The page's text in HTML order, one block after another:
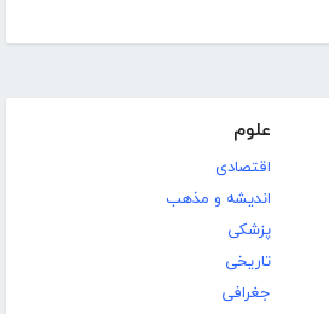
علوم
اقتصادی
اندیشه و مذهب
پزشکی
تاریخی
جغرافی